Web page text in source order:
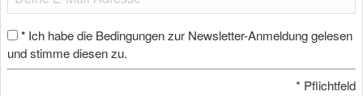
* Ich habe die Bedingungen zur Newsletter-Anmeldung gelesen
und stimme diesen zu.
* Pflichtfeld